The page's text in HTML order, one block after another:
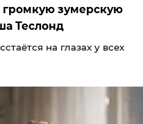
громкую зумерскую
Теслонд
на глазах у всех